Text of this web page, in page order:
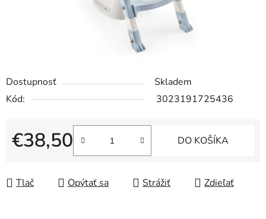
Dostupnosť
Skladem
Kód:
3023191725436
€38,50
Jednotková cena:
DO KOŠÍKA
Tlač Opýtať sa Strážiť Zdieľať